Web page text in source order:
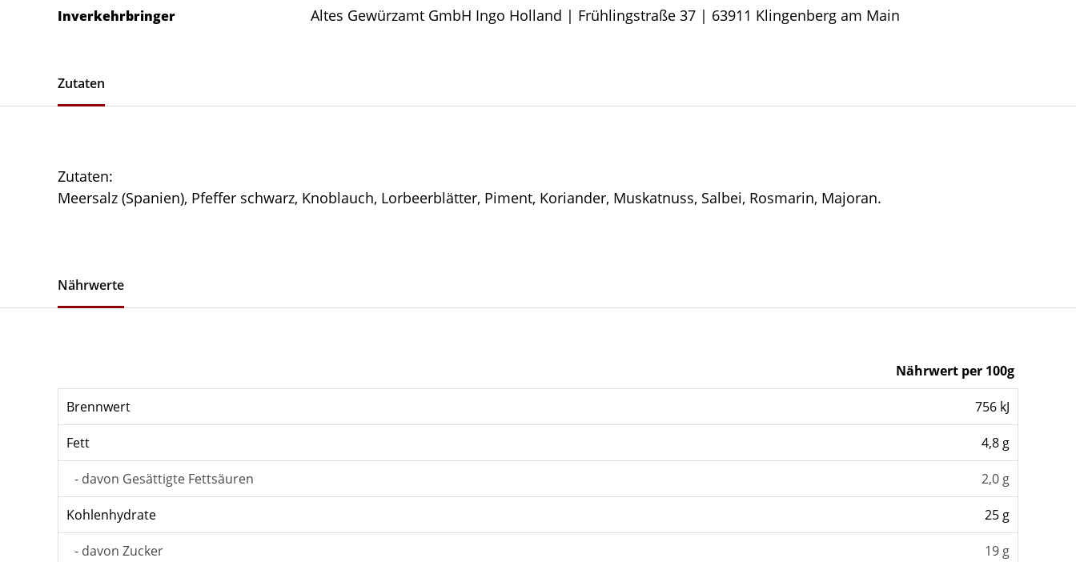
Inverkehrbringer Altes Gewürzamt GmbH Ingo Holland | Frühlingstraße 37 | 63911 Klingenberg am Main
Zutaten
Zutaten:
Meersalz (Spanien), Pfeffer schwarz, Knoblauch, Lorbeerblätter, Piment, Koriander, Muskatnuss, Salbei, Rosmarin, Majoran.
Nährwerte
Nährwert per 100g
Brennwert 756 kJ
Fett 4,8 g
- davon Gesättigte Fettsäuren 2,0 g
Kohlenhydrate 25 g
- davon Zucker 19 g